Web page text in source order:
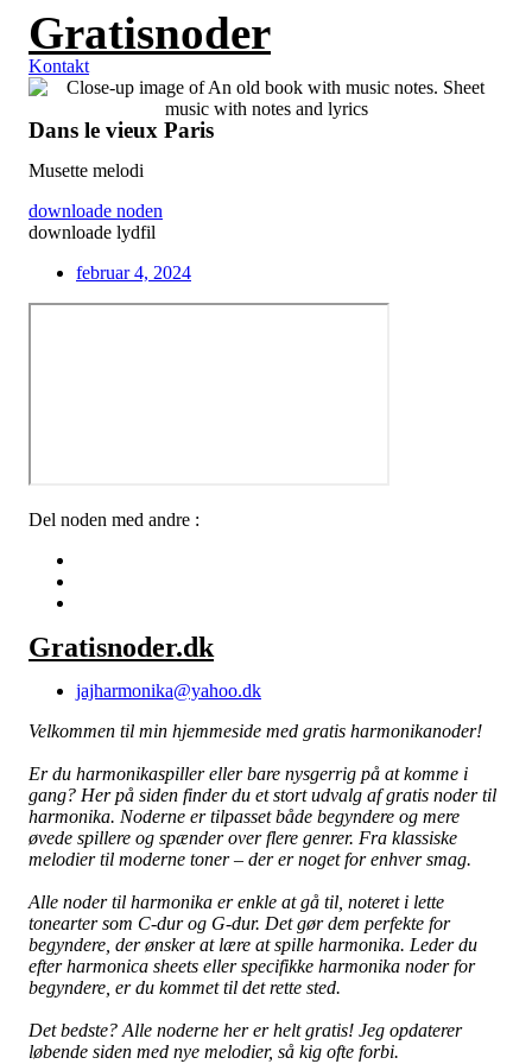
Videre
indhold
Gratisnoder
Kontakt
Dans le vieux Paris
Musette melodi
downloade noden
downloade lydfil
februar 4, 2024
Del noden med andre :
Gratisnoder.dk
jajharmonika@yahoo.dk
Velkommen til min hjemmeside med gratis harmonikanoder!
Er du harmonikaspiller eller bare nysgerrig på at komme i
gang? Her på siden finder du et stort udvalg af gratis noder til
harmonika. Noderne er tilpasset både begyndere og mere
øvede spillere og spænder over flere genrer. Fra klassiske
melodier til moderne toner – der er noget for enhver smag.
Alle noder til harmonika er enkle at gå til, noteret i lette
tonearter som C-dur og G-dur. Det gør dem perfekte for
begyndere, der ønsker at lære at spille harmonika. Leder du
efter harmonica sheets eller specifikke harmonika noder for
begyndere, er du kommet til det rette sted.
Det bedste? Alle noderne her er helt gratis! Jeg opdaterer
løbende siden med nye melodier, så kig ofte forbi.